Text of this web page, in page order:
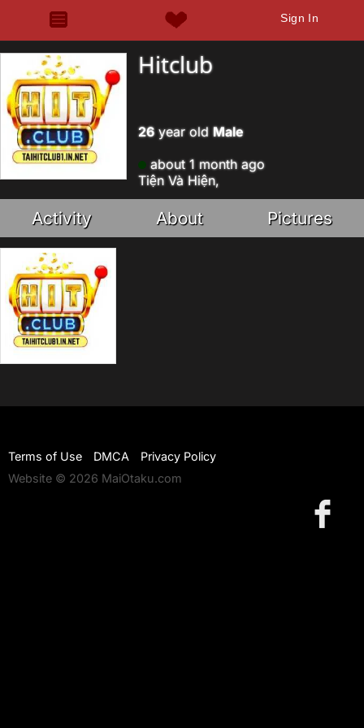
Sign In
Hitclub
26year old Male
about 1 month ago
Tiện Và Hiện,
Activity About Pictures
Terms of Use DMCA
Privacy Policy
Website © 2026 MaiOtaku.com